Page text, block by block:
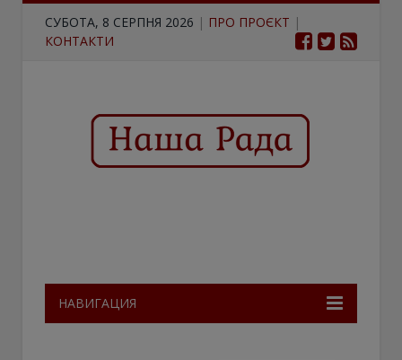
СУБОТА, 8 СЕРПНЯ 2026 | ПРО ПРОЄКТ |
КОНТАКТИ
НАВИГАЦИЯ